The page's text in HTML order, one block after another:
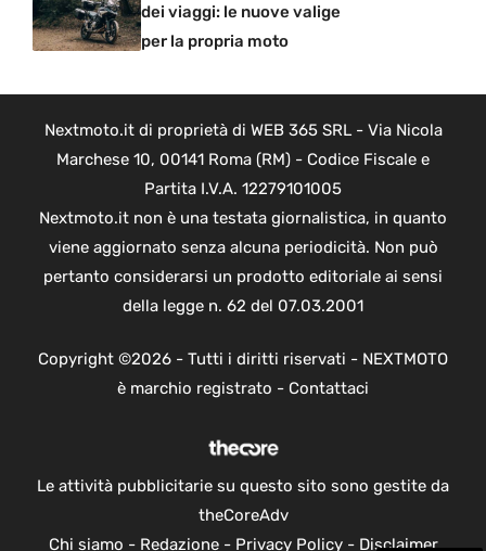
dei viaggi: le nuove valige
per la propria moto
Nextmoto.it di proprietà di WEB 365 SRL - Via Nicola
Marchese 10, 00141 Roma (RM) - Codice Fiscale e
Partita I.V.A. 12279101005
Nextmoto.it non è una testata giornalistica, in quanto
viene aggiornato senza alcuna periodicità. Non può
pertanto considerarsi un prodotto editoriale ai sensi
della legge n. 62 del 07.03.2001
Copyright ©2026 - Tutti i diritti riservati - NEXTMOTO
è marchio registrato - Contattaci
Le attività pubblicitarie su questo sito sono gestite da
theCoreAdv
Chi siamo - Redazione- Privacy Policy- Disclaimer